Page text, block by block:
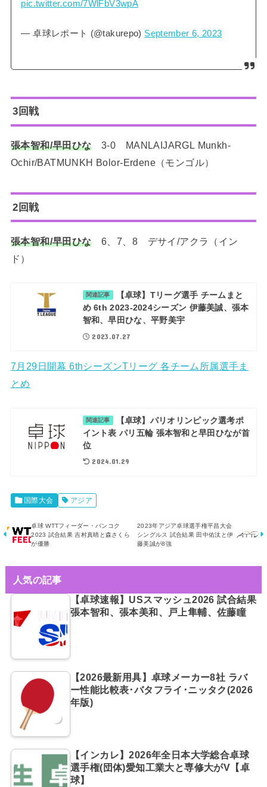
pic.twitter.com/7WlFbV3wpA
— 卓球レポート (@takurepo) September 6, 2023
3回戦
張本智和/早田ひな3-0 MANLAIJARGL Munkh-
Ochir/BATMUNKH Bolor-Erdene（モンゴル）
2回戦
張本智和/早田ひな6、7、8 デサイ/アクラ（イン
ド）
関連記事
【卓球】Tリーグ選手 チームまと
め 6th 2023-2024シーズン 伊藤美誠、張本
智和、早田ひな、平野美宇
2023.07.27
7月29日開幕 6thシーズンTリーグ 各チーム所属選手ま
とめ
関連記事
【卓球】パリオリンピック選考ポ
イント表 パリ五輪 張本智和と早田ひなが首
位
2024.01.29
国際大会 アジア
卓球 WTTフィーダー・バンコク
2023 試合結果 吉村真晴と森さくら
が優勝
2023年アジア卓球選手権平昌大会
シングルス 試合結果 田中佑汰と伊
藤美誠が8強
人気の記事
【卓球速報】USスマッシュ2026 試合結果
張本智和、張本美和、戸上隼輔、佐藤瞳
【2026最新用具】卓球メーカー8社 ラバ
ー性能比較表･バタフライ･ニッタク(2026
年版)
【インカレ】2026年全日本大学総合卓球
選手権(団体)愛知工業大と専修大がV【卓
球】